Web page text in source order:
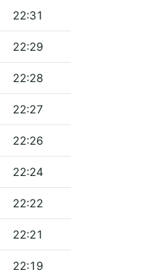
22:31
22:29
22:28
22:27
22:26
22:24
22:22
22:21
22:19